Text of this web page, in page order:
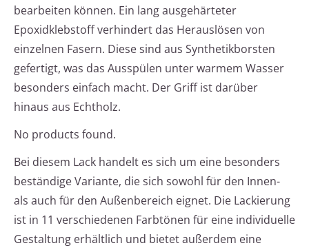
bearbeiten können. Ein lang ausgehärteter
Epoxidklebstoff verhindert das Herauslösen von
einzelnen Fasern. Diese sind aus Synthetikborsten
gefertigt, was das Ausspülen unter warmem Wasser
besonders einfach macht. Der Griff ist darüber
hinaus aus Echtholz.
No products found.
Bei diesem Lack handelt es sich um eine besonders
beständige Variante, die sich sowohl für den Innen-
als auch für den Außenbereich eignet. Die Lackierung
ist in 11 verschiedenen Farbtönen für eine individuelle
Gestaltung erhältlich und bietet außerdem eine